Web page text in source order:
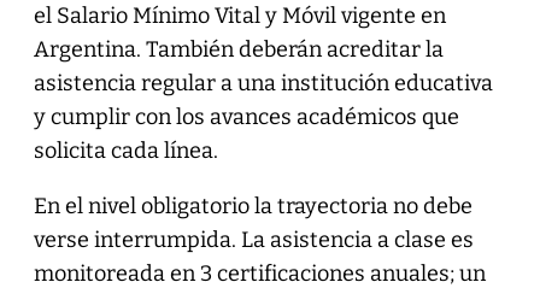
el Salario Mínimo Vital y Móvil vigente en
Argentina. También deberán acreditar la
asistencia regular a una institución educativa
y cumplir con los avances académicos que
solicita cada línea.
En el nivel obligatorio la trayectoria no debe
verse interrumpida. La asistencia a clase es
monitoreada en 3 certificaciones anuales; un